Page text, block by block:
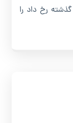
گذشته رخ داد را